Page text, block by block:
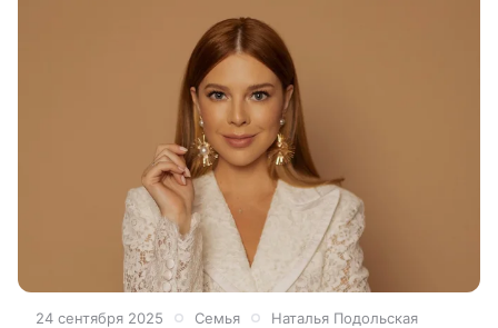
24 сентября 2025 Семья Наталья Подольская